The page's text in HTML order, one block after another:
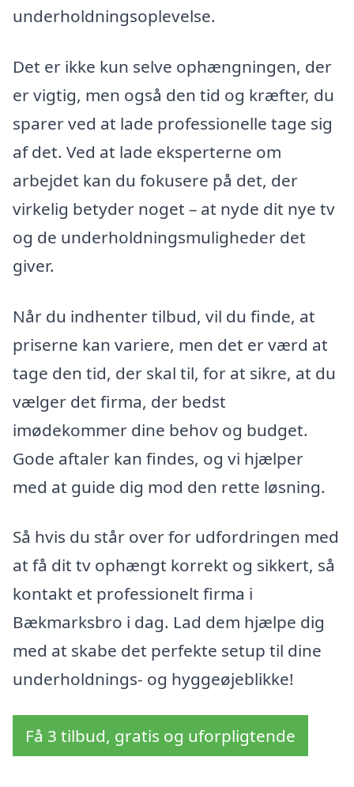
underholdningsoplevelse.
Det er ikke kun selve ophængningen, der
er vigtig, men også den tid og kræfter, du
sparer ved at lade professionelle tage sig
af det. Ved at lade eksperterne om
arbejdet kan du fokusere på det, der
virkelig betyder noget – at nyde dit nye tv
og de underholdningsmuligheder det
giver.
Når du indhenter tilbud, vil du finde, at
priserne kan variere, men det er værd at
tage den tid, der skal til, for at sikre, at du
vælger det firma, der bedst
imødekommer dine behov og budget.
Gode aftaler kan findes, og vi hjælper
med at guide dig mod den rette løsning.
Så hvis du står over for udfordringen med
at få dit tv ophængt korrekt og sikkert, så
kontakt et professionelt firma i
Bækmarksbro i dag. Lad dem hjælpe dig
med at skabe det perfekte setup til dine
underholdnings- og hyggeøjeblikke!
Få 3 tilbud, gratis og uforpligtende